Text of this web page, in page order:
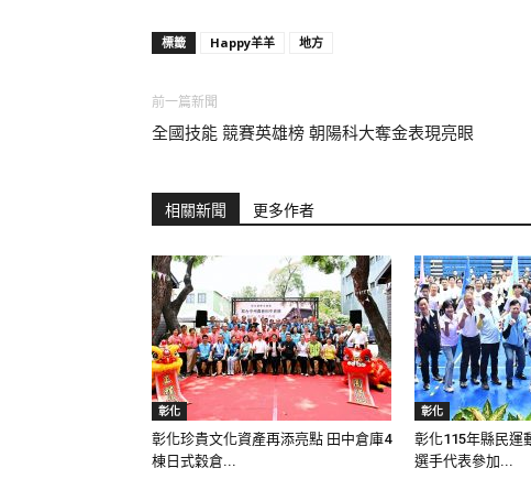
標籤 Happy羊羊 地方
前一篇新聞
全國技能 競賽英雄榜 朝陽科大奪金表現亮眼
相關新聞 更多作者
彰化
彰化珍貴文化資產再添亮點 田中倉庫4
棟日式穀倉...
彰化
彰化115年縣民運
選手代表參加...